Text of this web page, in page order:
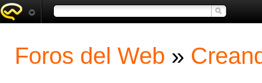
Foros del Web »